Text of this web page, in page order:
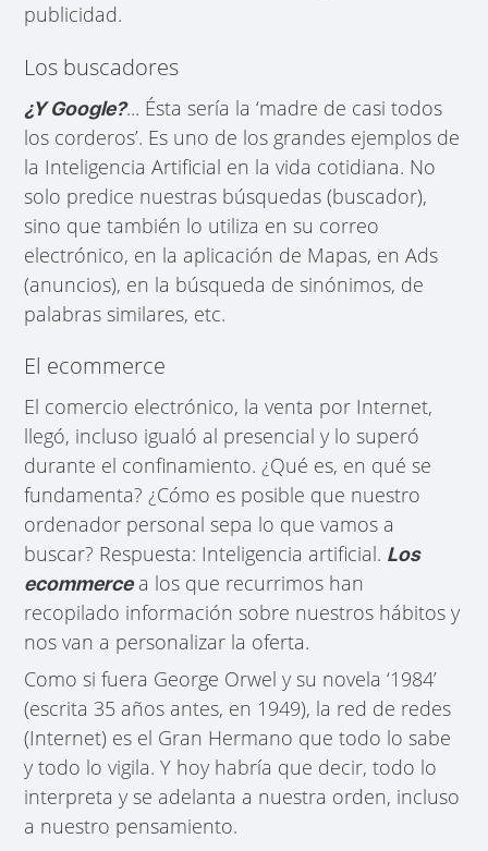
publicidad.
Los buscadores
¿Y Google?... Ésta sería la ‘madre de casi todos
los corderos’. Es uno de los grandes ejemplos de
la Inteligencia Artificial en la vida cotidiana. No
solo predice nuestras búsquedas (buscador),
sino que también lo utiliza en su correo
electrónico, en la aplicación de Mapas, en Ads
(anuncios), en la búsqueda de sinónimos, de
palabras similares, etc.
El ecommerce
El comercio electrónico, la venta por Internet,
llegó, incluso igualó al presencial y lo superó
durante el confinamiento. ¿Qué es, en qué se
fundamenta? ¿Cómo es posible que nuestro
ordenador personal sepa lo que vamos a
buscar? Respuesta: Inteligencia artificial. Los
ecommercea los que recurrimos han
recopilado información sobre nuestros hábitos y
nos van a personalizar la oferta.
Como si fuera George Orwel y su novela ‘1984’
(escrita 35 años antes, en 1949), la red de redes
(Internet) es el Gran Hermano que todo lo sabe
y todo lo vigila. Y hoy habría que decir, todo lo
interpreta y se adelanta a nuestra orden, incluso
a nuestro pensamiento.